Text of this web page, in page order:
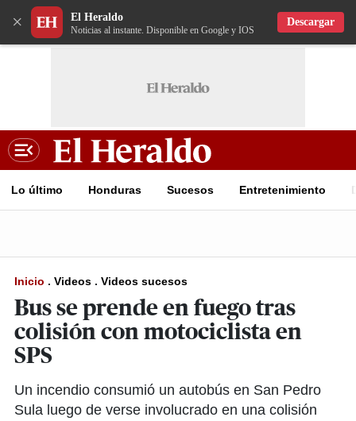
× El Heraldo
Noticias al instante. Disponible en Google y IOS
Descargar
Lo último Honduras Sucesos Entretenimiento
Inicio . Videos . Videos sucesos
Bus se prende en fuego tras
colisión con motociclista en
SPS
Un incendio consumió un autobús en San Pedro
Sula luego de verse involucrado en una colisión